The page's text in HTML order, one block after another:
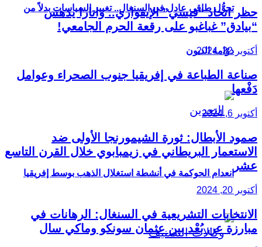
تحوُّل طاقي عادل في السنغال.. تغيير السياسات بدلاً من
دوّامة الديون
انعدام الحوكمة في أنشطة استغلال الذهب بوسط إفريقيا
حظر اتحاد “فيسي” الإيفواري.. واتارا يدهس
“بيادق” غباغبو على رقعة الحرم الجامعي!
أكتوبر 22, 2024
صناعة الطباعة في إفريقيا جنوب الصحراء وعوامل
دَفْعها
أكتوبر 6, 2024
صمود الأبطال: ثورة الشيمورنجا الأولى ضد
الاستعمار البريطاني في زيمبابوي خلال القرن التاسع
عشر
أكتوبر 20, 2024
الانتخابات التشريعية في السنغال: الرهانات في
مبارزة عن بُعْد بين عثمان سونكو وماكي سال